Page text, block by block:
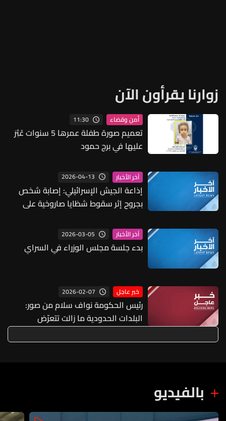
زوارنا يقرأون الآن
أمن وقضاء 11:30
تعميم صورة طفلة عمرها 5 سنوات عُثِرَ
عليها في برج حمود
آخر الأخبار 2026-04-13
إذاعة الجيش الإسرائيلي: إصابة شخص
بجروح إثر سقوط شظايا صاروخية على
آخر الأخبار 2026-03-05
بدء جلسة مجلس الوزراء في السراي
خبر عاجل 2026-02-07
رئيس الحكومة نواف سلام من صور:
البلدات الحدودية ما زالت تتعرّض
لاعتداءات يوميّة وهذا اعتداء على
كرامتنا وزيارتنا اليوم تؤكّد أنّ وجود
بالفيديو